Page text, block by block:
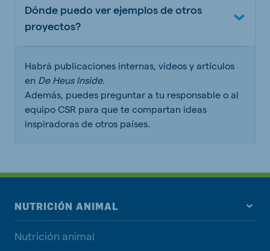
Dónde puedo ver ejemplos de otros
proyectos?
Habrá publicaciones internas, videos y artículos
en De Heus Inside.
Además, puedes preguntar a tu responsable o al
equipo CSR para que te compartan ideas
inspiradoras de otros países.
NUTRICIÓN ANIMAL
Nutrición animal